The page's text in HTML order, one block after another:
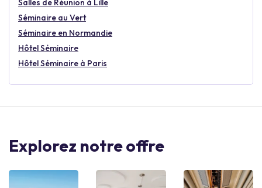
Salles de Réunion à Lille
Séminaire au Vert
Séminaire en Normandie
Hôtel Séminaire
Hôtel Séminaire à Paris
Explorez notre offre